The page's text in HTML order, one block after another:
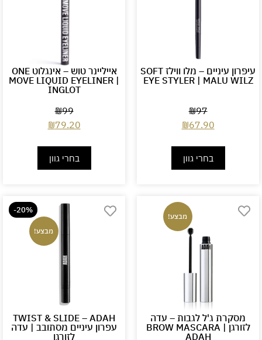
עיפרון עיניים – מלו ווילז SOFT
EYE STYLER | MALU WILZ
₪97
₪67.90
בחרי גוון
אייליינר טוש – אינגלוט ONE
MOVE LIQUID EYELINER |
INGLOT
₪99
₪79.20
בחרי גוון
מבצע!
מסקרת ג'ל לגבות – עדה
לזורגן BROW MASCARA |
ADAH
-20%
מבצע!
TWIST & SLIDE – ADAH
עפרון עיניים מסתובב | עדה
לזורגן